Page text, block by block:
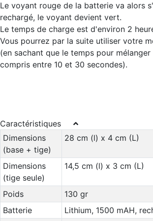
Le voyant rouge de la batterie va alors
rechargé, le voyant devient vert.
Le temps de charge est d'environ 2
Vous pourrez par la suite utiliser votre
(en sachant que le temps pour
compris entre 10 et 30 secondes).
Caractéristiques
Dimensions
(base + tige)
28 cm (l) x 4 cm (L)
Dimensions
(tige seule)
14,5 cm (l) x 3 cm (L)
Poids
130 gr
Batterie
Lithium, 1500 mAH,